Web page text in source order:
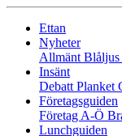
Ettan
Nyheter
Allmänt Blåljus
Insänt
Debatt Planket
Företagsguiden
Företag A-Ö
Lunchguiden